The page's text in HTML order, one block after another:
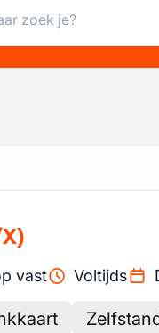
vast Voltijds